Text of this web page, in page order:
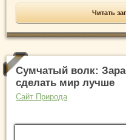
Читать
Сумчатый волк:
сделать мир лучше
Сайт Природа